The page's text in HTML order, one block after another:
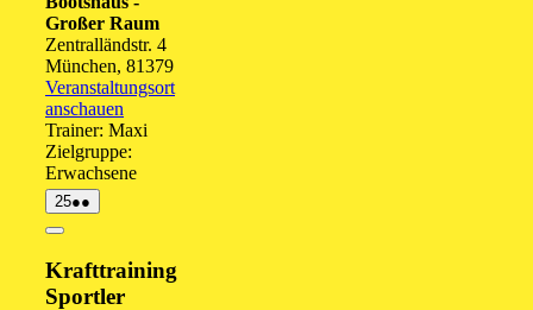
Großer Raum
Zentralländstr. 4
München, 81379
Veranstaltungsort
anschauen
Trainer: Maxi
Zielgruppe:
Erwachsene
2525.
August
●●
Veranstaltungen)
Close
Krafttraining
Sportler